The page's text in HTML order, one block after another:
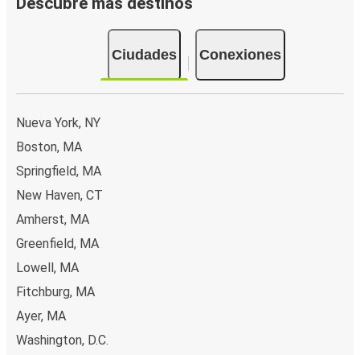
Ciudades Conexiones
Nueva York, NY
Boston, MA
Springfield, MA
New Haven, CT
Amherst, MA
Greenfield, MA
Lowell, MA
Fitchburg, MA
Ayer, MA
Washington, D.C.